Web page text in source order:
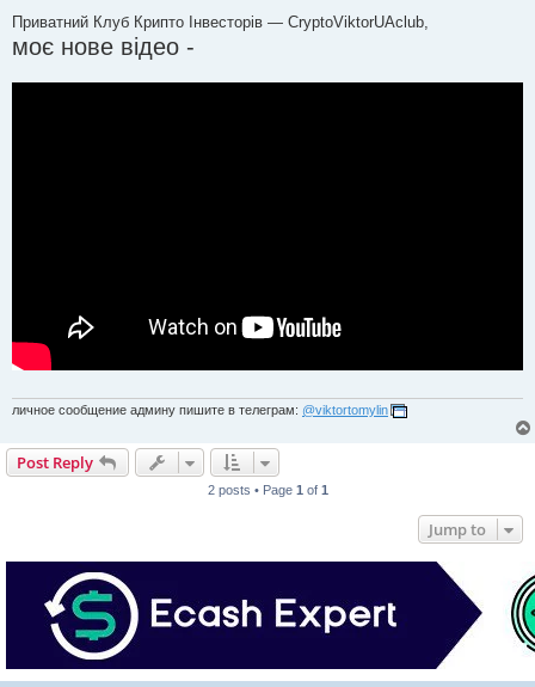
s
Приватний Клуб Крипто Інвесторів — CryptoViktorUAclub,
моє нове відео -
личное сообщение админу пишите в телеграм: @viktortomylin
Post Reply
2 posts • Page 1 of 1
Jump to